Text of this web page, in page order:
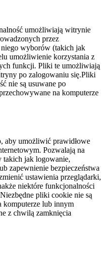
umożliwiają witrynie
przez
wyborów (takich jak
umożliwienie korzystania z
funkcji. Pliki te umożliwiają
po zalogowaniu się.Pliki
nie są usuwane po
na komputerze
aby umożliwić prawidłowe
Pozwalają na
takich jak logowanie,
zapewnienie bezpieczeństwa
ustawienia przeglądarki,
niektóre funkcjonalności
pliki cookie nie są
komputerze lub innym
z chwilą zamknięcia